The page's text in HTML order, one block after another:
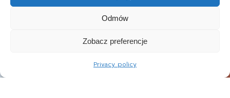
Odmów
Zobacz preferencje
Privacy policy